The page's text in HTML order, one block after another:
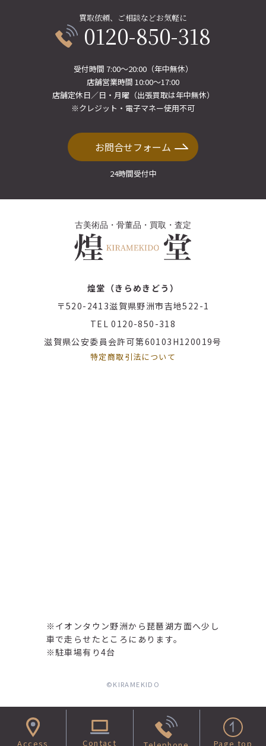
Access Contact Page top
買取依頼、ご相談などお気軽に
0120-850-318
受付時間 7:00〜20:00（年中無休）
店舗営業時間 10:00〜17:00
店舗定休日／日・月曜（出張買取は年中無休）
※クレジット・電子マネー使用不可
お問合せフォーム
24時間受付中
煌堂（きらめきどう）
〒520-2413滋賀県野洲市吉地522-1
TEL 0120-850-318
滋賀県公安委員会許可第60103H120019号
特定商取引法について
※イオンタウン野洲から琵琶湖方面へ少し
車で走らせたところにあります。
※駐車場有り4台
©︎KIRAMEKIDO